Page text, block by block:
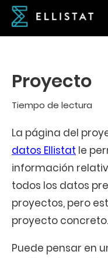
Proyecto
Tiempo de lectura
La página del
datos Ellistat le
información
todos los datos
proyectos, pero
proyecto concreto.
Puede pensar en